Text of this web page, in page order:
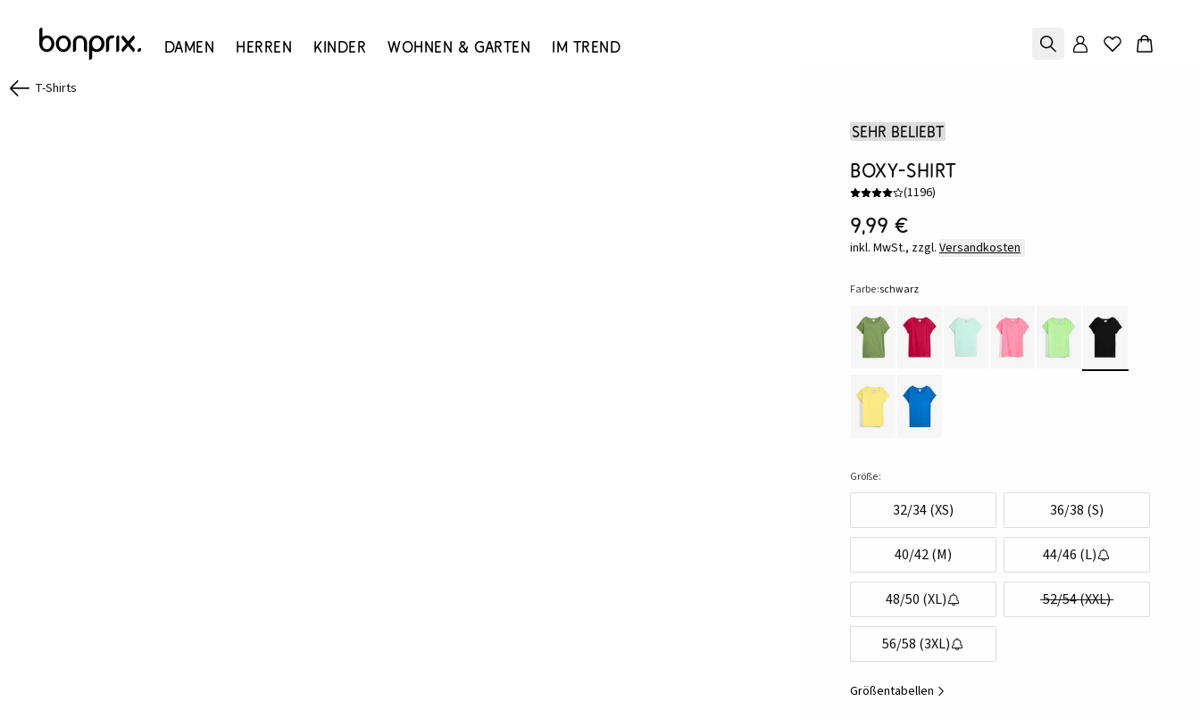
Damen Herren Kinder Wohnen & Garten Im Trend
T-Shirts
Sehr beliebt
Boxy-Shirt
(1196)
9,99 €
inkl. MwSt., zzgl. Versandkosten
Farbe:schwarz
Größe:
32/34 (XS) 36/38 (S)
40/42 (M) 44/46 (L)
48/50 (XL) 52/54 (XXL)
56/58 (3XL)
Größentabellen